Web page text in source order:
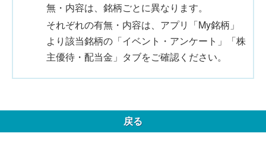
無・内容は、銘柄ごとに異なります。
それぞれの有無・内容は、アプリ「My銘柄」
より該当銘柄の「イベント・アンケート」「株
主優待・配当金」タブをご確認ください。
戻る